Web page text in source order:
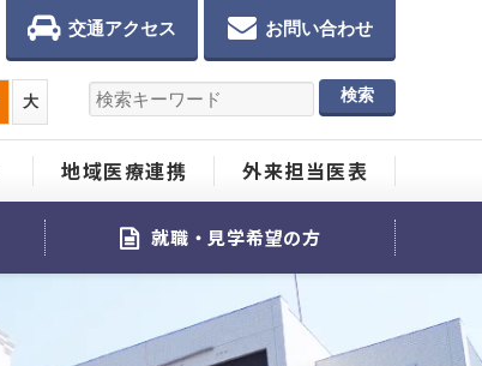
交通アクセス お問い合わせ
大
地域医療連携 外来担当医表
就職・見学希望の方